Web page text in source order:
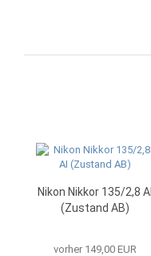
Nikon Nikkor 135/2,8 AI
(Zustand AB)
vorher 149,00 EUR